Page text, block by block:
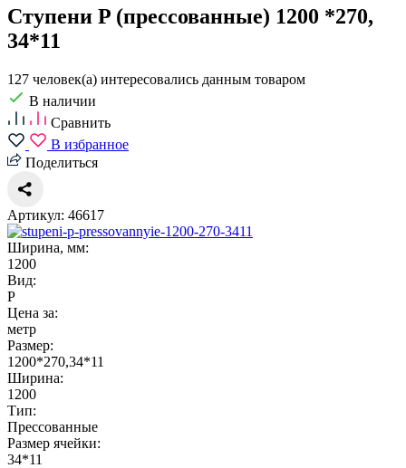
Ступени P (прессованные) 1200 *270,
34*11
127 человек(а) интересовались данным товаром
В наличии
Сравнить
В избранное
Поделиться
Артикул: 46617
Ширина, мм:
1200
Вид:
Р
Цена за:
метр
Размер:
1200*270,34*11
Ширина:
1200
Тип:
Прессованные
Размер ячейки:
34*11